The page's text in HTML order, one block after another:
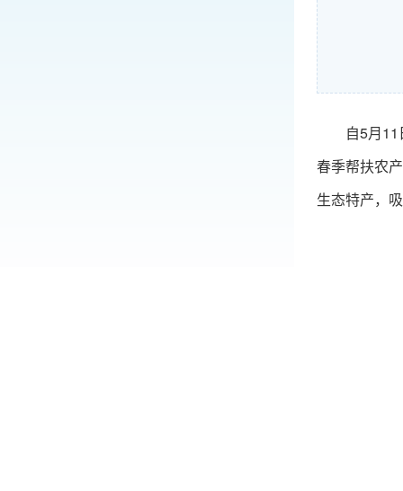
自5月
春季帮扶农
生态特产，